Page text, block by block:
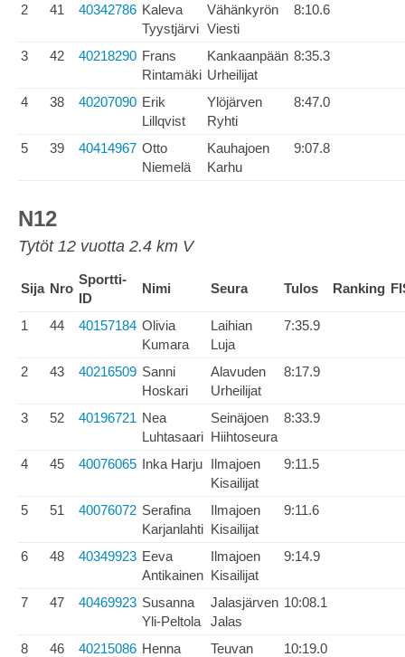
2 41 40342786 Kaleva
Tyystjärvi
Vähänkyrön
Viesti
8:10.6
3 42 40218290 Frans
Rintamäki
Kankaanpään
Urheilijat
8:35.3
4 38 40207090 Erik
Lillqvist
Ylöjärven
Ryhti
8:47.0
5 39 40414967 Otto
Niemelä
Kauhajoen
Karhu
9:07.8
N12
Tytöt 12 vuotta 2.4 km V
Sija Nro
Sportti-
ID
Nimi Seura Tulos Ranking
1 44 40157184 Olivia
Kumara
Laihian
Luja
7:35.9
2 43 40216509 Sanni
Hoskari
Alavuden
Urheilijat
8:17.9
3 52 40196721 Nea
Luhtasaari
Seinäjoen
Hiihtoseura
8:33.9
4 45 40076065 Inka Harju Ilmajoen
Kisailijat
9:11.5
5 51 40076072 Serafina
Karjanlahti
Ilmajoen
Kisailijat
9:11.6
6 48 40349923 Eeva
Antikainen
Ilmajoen
Kisailijat
9:14.9
7 47 40469923 Susanna
Yli-Peltola
Jalasjärven
Jalas
10:08.1
8 46 40215086 Henna
Teuvan
10:19.0